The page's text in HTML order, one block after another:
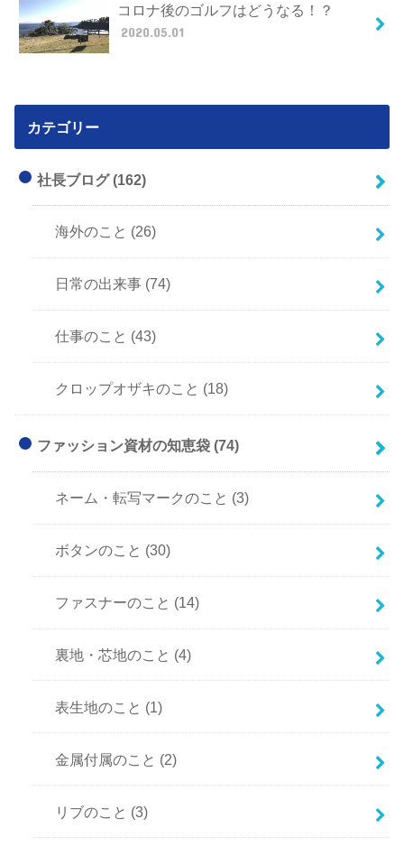
コロナ後のゴルフはどうなる！？
2020.05.01
カテゴリー
社長ブログ(162)
海外のこと (26)
日常の出来事 (74)
仕事のこと (43)
クロップオザキのこと (18)
ファッション資材の知恵袋(74)
ネーム・転写マークのこと (3)
ボタンのこと (30)
ファスナーのこと (14)
裏地・芯地のこと (4)
表生地のこと (1)
金属付属のこと (2)
リブのこと (3)